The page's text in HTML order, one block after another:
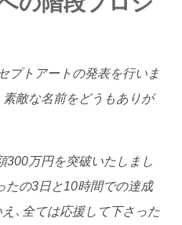
プトアートの発表を行いま
素敵な名前をどうもありが
300万円を突破いたしまし
たの3日と10時間での達成
え、全ては応援して下さった